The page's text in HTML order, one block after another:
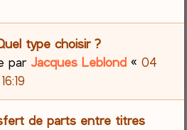
type choisir ?
parJacques Leblond «04
de parts entre titres